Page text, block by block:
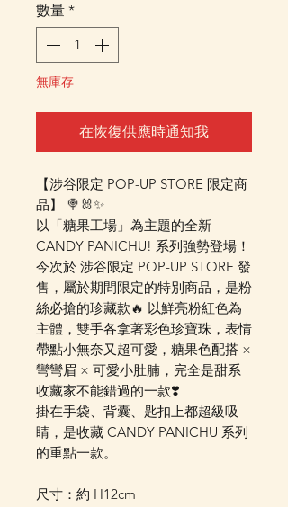
數量 *
無庫存
在恢復供應時通知我
【涉谷限定 POP-UP STORE 限定商
品】 🍭🐰✨
以「糖果工場」為主題的全新
CANDY PANICHU! 系列強勢登場！
今次於 涉谷限定 POP-UP STORE 發
售，屬於期間限定的特別商品，是粉
絲必搶的珍藏款🔥 以鮮亮粉紅色為
主體，雙手各拿著彩色珍寶珠，表情
帶點小無奈又超可愛，糖果色配搭 ×
彎彎眉 × 可愛小肚腩，完全是甜系
收藏家不能錯過的一款❣️
掛在手袋、背囊、匙扣上都超級吸
睛，是收藏 CANDY PANICHU 系列
的重點一款。
尺寸：約 H12cm